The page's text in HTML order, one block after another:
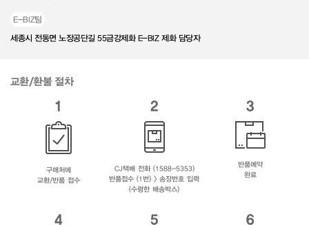
E-BIZ팀
세종시 전동면 노장공단길 55금강제화 E-BIZ 제화 담당자
교환/환불 절차
1
구매처에
교환/반품 접수
2
CJ택배 전화 (1588-5353)
반품접수 (1번) > 송장번호 입력
(수령한 배송박스)
3
반품예약
완료
4 5 6